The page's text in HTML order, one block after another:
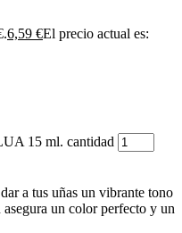
6,59 €El precio actual es:
15 ml. cantidad
a tus uñas un vibrante tono
un color perfecto y un